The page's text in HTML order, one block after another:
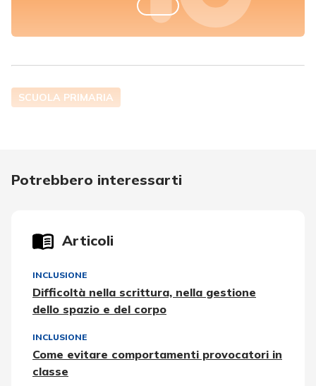
SCUOLA PRIMARIA
Potrebbero interessarti
Articoli
INCLUSIONE
Difficoltà nella scrittura, nella gestione
dello spazio e del corpo
INCLUSIONE
Come evitare comportamenti provocatori in
classe